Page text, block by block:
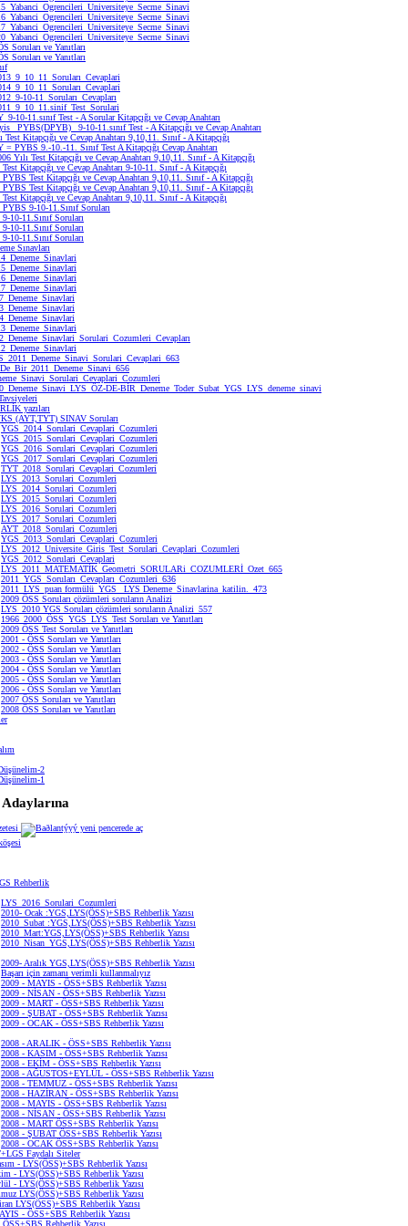
Soruları ve Yanıtları
Soruları ve Yanıtları
10-11_Soruları_Cevapları
10-11.sınıf Test - A Sorular Kitapçığı ve Cevap Anahtarı
PYBS(DPYB) _9-10-11.sınıf Test - A Kitapçığı ve Cevap Anahtarı
Test Kitapçığı ve Cevap Anahtarı 9,10,11. Sınıf - A Kitapçığı
= PYBS 9.-10.-11. Sınıf Test A Kitapçığı Cevap Anahtarı
Yılı Test Kitapçığı ve Cevap Anahtarı 9,10,11. Sınıf - A Kitapçığı
Kitapçığı ve Cevap Anahtarı 9-10-11. Sınıf - A Kitapçığı
PYBS Test Kitapçığı ve Cevap Anahtarı 9,10,11. Sınıf - A Kitapçığı
PYBS Test Kitapçığı ve Cevap Anahtarı 9,10,11. Sınıf - A Kitapçığı
Kitapçığı ve Cevap Anahtarı 9,10,11. Sınıf - A Kitapçığı
PYBS 9-10-11.Sınıf Soruları
10-11.Sınıf Soruları
10-11.Sınıf Soruları
10-11.Sınıf Soruları
Sınavları
DE-BİR_Deneme_Toder_Subat_YGS_LYS_deneme_sinavi
yazıları
(AYT,TYT) SINAV Soruları
YGS_2014_Sorulari_Cevaplari_Cozumleri
YGS_2015_Sorulari_Cevaplari_Cozumleri
YGS_2016_Sorulari_Cevaplari_Cozumleri
YGS_2017_Sorulari_Cevaplari_Cozumleri
TYT_2018_Sorulari_Cevaplari_Cozumleri
LYS_2013_Sorulari_Cozumleri
LYS_2014_Sorulari_Cozumleri
LYS_2015_Sorulari_Cozumleri
LYS_2016_Sorulari_Cozumleri
LYS_2017_Sorulari_Cozumleri
AYT_2018_Sorulari_Cozumleri
YGS_2013_Sorulari_Cevaplari_Cozumleri
LYS_2012_Universite_Giris_Test_Sorulari_Cevaplari_Cozumleri
YGS_2012_Sorulari_Cevaplari
LYS_2011_MATEMATİK_Geometri_SORULARi_COZUMLERİ_Ozet_665
2011_YGS_Soruları_Cevapları_Cozumleri_636
2011_LYS_puan formülü_YGS_ LYS Deneme_Sinavlarina_katilin._473
2009 ÖSS Soruları çözümleri soruların Analizi
LYS_2010 YGS Soruları çözümleri soruların Analizi_557
1966_2000_ÖSS_YGS_LYS_Test Soruları ve Yanıtları
2009 ÖSS Test Soruları ve Yanıtları
2001 - ÖSS Soruları ve Yanıtları
2002 - ÖSS Soruları ve Yanıtları
2003 - ÖSS Soruları ve Yanıtları
2004 - ÖSS Soruları ve Yanıtları
2005 - ÖSS Soruları ve Yanıtları
2006 - ÖSS Soruları ve Yanıtları
2007 ÖSS Soruları ve Yanıtları
2008 ÖSS Soruları ve Yanıtları
2
1
Rehberlik
LYS_2016_Sorulari_Cozumleri
2010- Ocak :YGS,LYS(ÖSS)+SBS Rehberlik Yazısı
2010_Subat :YGS,LYS(ÖSS)+SBS Rehberlik Yazısı
2010_Mart:YGS,LYS(ÖSS)+SBS Rehberlik Yazısı
2010_Nisan_YGS,LYS(ÖSS)+SBS Rehberlik Yazısı
2009- Aralık YGS,LYS(ÖSS)+SBS Rehberlik Yazısı
Başarı için zamanı verimli kullanmalıyız
2009 - MAYIS - ÖSS+SBS Rehberlik Yazısı
2009 - NİSAN - ÖSS+SBS Rehberlik Yazısı
2009 - MART - ÖSS+SBS Rehberlik Yazısı
2009 - ŞUBAT - ÖSS+SBS Rehberlik Yazısı
2009 - OCAK - ÖSS+SBS Rehberlik Yazısı
2008 - ARALIK - ÖSS+SBS Rehberlik Yazısı
2008 - KASIM - ÖSS+SBS Rehberlik Yazısı
2008 - EKİM - ÖSS+SBS Rehberlik Yazısı
2008 - AĞUSTOS+EYLÜL - ÖSS+SBS Rehberlik Yazısı
2008 - TEMMUZ - ÖSS+SBS Rehberlik Yazısı
2008 - HAZİRAN - ÖSS+SBS Rehberlik Yazısı
2008 - MAYIS - ÖSS+SBS Rehberlik Yazısı
2008 - NİSAN - ÖSS+SBS Rehberlik Yazısı
2008 - MART ÖSS+SBS Rehberlik Yazısı
2008 - ŞUBAT ÖSS+SBS Rehberlik Yazısı
2008 - OCAK ÖSS+SBS Rehberlik Yazısı
Faydalı Siteler
- LYS(ÖSS)+SBS Rehberlik Yazısı
- LYS(ÖSS)+SBS Rehberlik Yazısı
- LYS(ÖSS)+SBS Rehberlik Yazısı
LYS(ÖSS)+SBS Rehberlik Yazısı
LYS(ÖSS)+SBS Rehberlik Yazısı
- ÖSS+SBS Rehberlik Yazısı
Rehberlik Yazısı